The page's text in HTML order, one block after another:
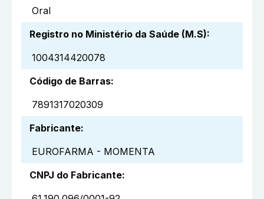
Oral
Registro no Ministério da Saúde (M.S):
1004314420078
Código de Barras:
7891317020309
Fabricante:
EUROFARMA - MOMENTA
CNPJ do Fabricante: